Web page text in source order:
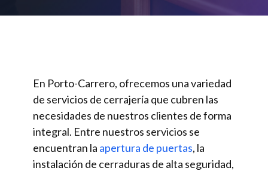
En Porto-Carrero, ofrecemos una variedad
de servicios de cerrajería que cubren las
necesidades de nuestros clientes de forma
integral. Entre nuestros servicios se
encuentran la apertura de puertas, la
instalación de cerraduras de alta seguridad,